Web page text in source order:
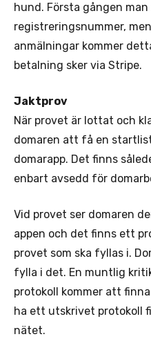
hund. Första gången
registreringsnummer,
anmälningar kommer
betalning sker via Stripe.
Jaktprov
När provet är lottat och
domaren att få en
domarapp. Det finns
enbart avsedd för
Vid provet ser domaren
appen och det finns ett
provet som ska fyllas i.
fylla i det. En muntlig
protokoll kommer att
ha ett utskrivet protokoll
nätet.